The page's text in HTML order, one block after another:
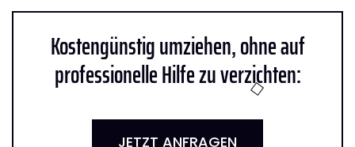
Kostengünstig umziehen, ohne auf
professionelle Hilfe zu verzichten:
JETZT ANFRAGEN